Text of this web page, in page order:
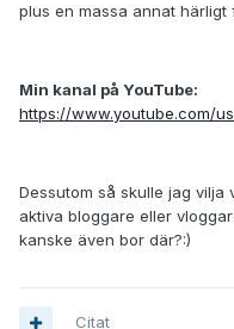
plus en massa annat härligt
Min kanal på YouTube:
https://www.youtube.com/
Dessutom så skulle jag vilja
aktiva bloggare eller
kanske även bor där?:)
Citat